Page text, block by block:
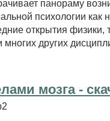
панораму
психологии
открытия физики,
многих других
мозга -